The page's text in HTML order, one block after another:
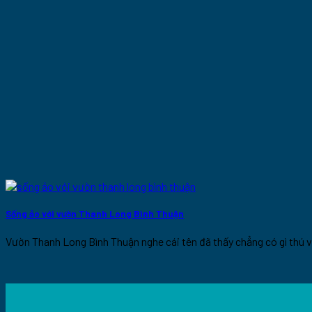
Sống ảo với vườn Thanh Long Bình Thuận
Vườn Thanh Long Bình Thuận nghe cái tên đã thấy chẳng có gì thú